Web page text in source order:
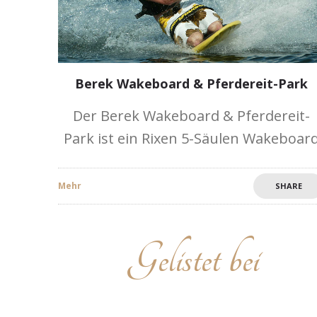
Berek Wakeboard & Pferdereit-Park
Der Berek Wakeboard & Pferdereit-
Park ist ein Rixen 5-Säulen
BEREK Wakeboard & Pferdereit-Park
gibt Ihnen die Gelegenheit zu einem
Mehr SHARE
Gelistet bei